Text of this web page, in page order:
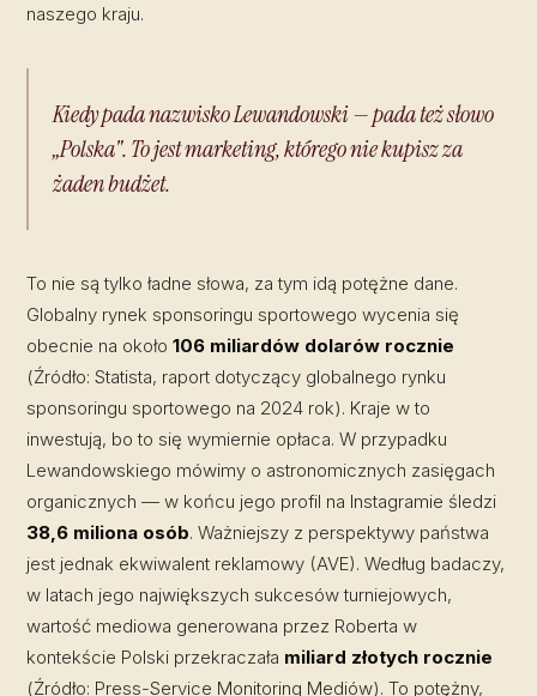
naszego kraju.
Kiedy pada nazwisko Lewandowski — pada też słowo
„Polska". To jest marketing, którego nie kupisz za
żaden budżet.
To nie są tylko ładne słowa, za tym idą potężne dane.
Globalny rynek sponsoringu sportowego wycenia się
obecnie na około106 miliardów dolarów rocznie
(Źródło: Statista, raport dotyczący globalnego rynku
sponsoringu sportowego na 2024 rok). Kraje w to
inwestują, bo to się wymiernie opłaca. W przypadku
Lewandowskiego mówimy o astronomicznych zasięgach
organicznych — w końcu jego profil na Instagramie śledzi
38,6 miliona osób. Ważniejszy z perspektywy państwa
jest jednak ekwiwalent reklamowy (AVE). Według badaczy,
w latach jego największych sukcesów turniejowych,
wartość mediowa generowana przez Roberta w
kontekście Polski przekraczała miliard złotych rocznie
(Źródło: Press-Service Monitoring Mediów). To potężny,